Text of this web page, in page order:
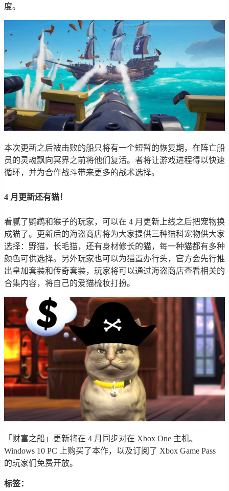
度。
本次更新之后被击败的船只将有一个短暂的恢复期，在阵亡船
员的灵魂飘向冥界之前将他们复活。者将让游戏进程得以快速
循环，并为合作战斗带来更多的战术选择。
4 月更新还有猫！
看腻了鹦鹉和猴子的玩家，可以在 4 月更新上线之后把宠物换
成猫了。更新后的海盗商店将为大家提供三种猫科宠物供大家
选择：野猫，长毛猫，还有身材修长的猫，每一种猫都有多种
颜色可供选择。另外玩家也可以为猫置办行头，官方会先行推
出皇加套装和传奇套装，玩家将可以通过海盗商店查看相关的
合集内容，将自己的爱猫梳妆打扮。
「财富之船」更新将在 4 月同步对在 Xbox One 主机、
Windows 10 PC 上购买了本作，以及订阅了 Xbox Game Pass
的玩家们免费开放。
标签：